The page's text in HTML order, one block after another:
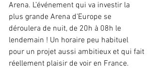
Arena. L’événement qui va investir la
plus grande Arena d’Europe se
déroulera de nuit, de 20h à 08h le
lendemain ! Un horaire peu habituel
pour un projet aussi ambitieux et qui fait
réellement plaisir de voir en France.